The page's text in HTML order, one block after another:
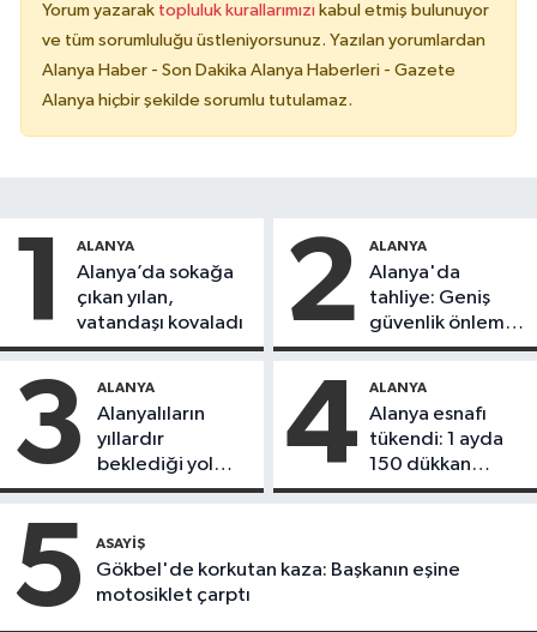
Yorum yazarak topluluk kurallarımızı kabul etmiş bulunuyor
ve tüm sorumluluğu üstleniyorsunuz. Yazılan yorumlardan
Alanya Haber - Son Dakika Alanya Haberleri - Gazete
Alanya hiçbir şekilde sorumlu tutulamaz.
1 ALANYA
Alanya’da sokağa
çıkan yılan,
vatandaşı kovaladı
2 ALANYA
Alanya'da
tahliye: Geniş
güvenlik önlemi
alındı
3 ALANYA
Alanyalıların
yıllardır
beklediği yol
askıdan döndü
4 ALANYA
Alanya esnafı
tükendi: 1 ayda
150 dükkan
kapandı
5 ASAYIŞ
Gökbel'de korkutan kaza: Başkanın eşine
motosiklet çarptı